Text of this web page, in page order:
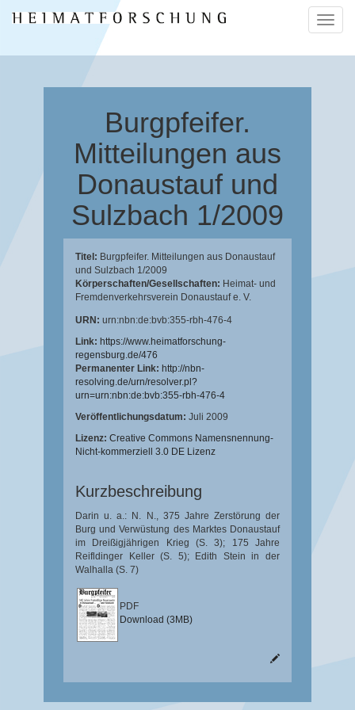
ein-/
Burgpfeifer.
Mitteilungen aus
Donaustauf und
Sulzbach 1/2009
Titel: Burgpfeifer. Mitteilungen aus Donaustauf
und Sulzbach 1/2009
Körperschaften/Gesellschaften: Heimat- und
Fremdenverkehrsverein Donaustauf e. V.
URN: urn:nbn:de:bvb:355-rbh-476-4
Link: https://www.heimatforschung-
regensburg.de/476
Permanenter Link: http://nbn-
resolving.de/urn/resolver.pl?
urn=urn:nbn:de:bvb:355-rbh-476-4
Veröffentlichungsdatum: Juli 2009
Lizenz: Creative Commons Namensnennung-
Nicht-kommerziell 3.0 DE Lizenz
Kurzbeschreibung
Darin u. a.: N. N., 375 Jahre Zerstörung der
Burg und Verwüstung des Marktes Donaustauf
im Dreißigjährigen Krieg (S. 3); 175 Jahre
Reifldinger Keller (S. 5); Edith Stein in der
Walhalla (S. 7)
PDF
Download (3MB)